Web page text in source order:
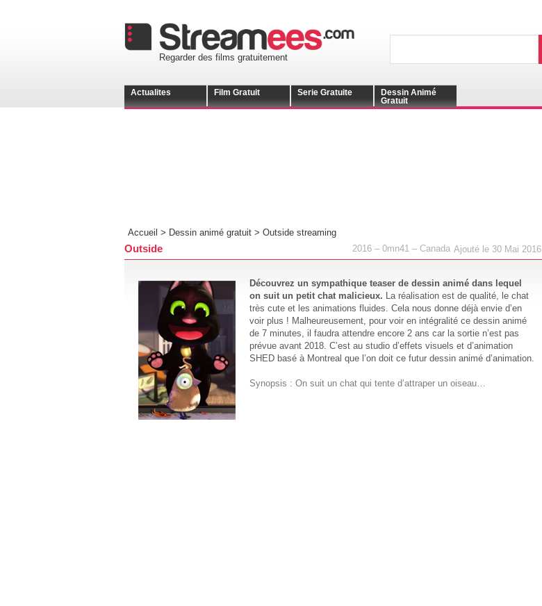
Regarder des films gratuitement
Actualites Film Gratuit Serie Gratuite
Dessin Animé
Gratuit
Accueil > Dessin animé gratuit> Outside streaming
Outside Ajouté le 30 Mai 2016
2016 – 0mn41 – Canada
Découvrez un sympathique teaser de dessin animé dans lequel
on suit un petit chat malicieux. La réalisation est de qualité, le chat
très cute et les animations fluides. Cela nous donne déjà envie d’en
voir plus ! Malheureusement, pour voir en intégralité ce dessin animé
de 7 minutes, il faudra attendre encore 2 ans car la sortie n’est pas
prévue avant 2018. C’est au studio d’effets visuels et d’animation
SHED basé à Montreal que l’on doit ce futur dessin animé d’animation.
Synopsis : On suit un chat qui tente d’attraper un oiseau…